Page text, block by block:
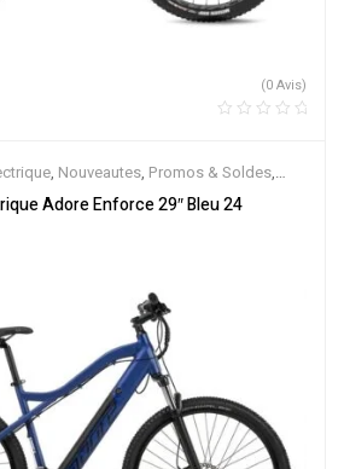
(0 Avis)
, Nouveautes, Promos & Soldes,
ville,Velos Electriques,VTT
Adore Enforce 29″ Bleu 24